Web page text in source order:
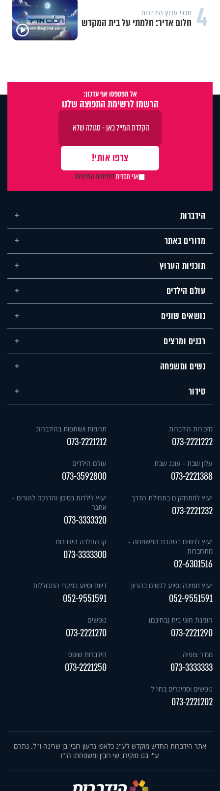
4 תכני ערוץ הידברות
חלום אדיר: חלמתי על בית המקדש
אל תפספסו אף עדכון:
הרשמו לרשימת התפוצה שלנו
אני מסכיםלמדיניות הפרטיות
הידברות
מדורים באתר
תוכניות הערוץ
עולם הילדים
נושאים שונים
רבנים ומרצים
נשים ומשפחה
סידור
מזכירות הידברות
073-2221222
תרומות ושותפות בהידברות
073-2221212
עלון שבת - עונג שבת
073-2221388
עולם הילדים
073-3592800
יעוץ למתחזקים בתחילת הדרך
073-2221232
יעוץ לילדות בסיכון והדרכה להורים -
אתגר
073-3333320
יעוץ לנשים בטהרת המשפחה -
מתחברות
02-6301516
קו ההלכה הידברות
073-3333300
יעוץ תמיכה וסיוע לנשים בהריון
052-9551591
דיווח וסיוע במקרי התבוללות
052-9551591
הזמנת חוגי בית (בחינם)
073-2221290
נופשים
073-2221270
ממיר צופיה
073-3333333
הידברות שופס
073-2221250
נופשים וסמינרים בחו"ל
073-2221202
אתר הידברות החדש מוקדש לע"נ כלאפו גדעון רובין בן שרינה ז"ל. נתרם
ע"י בנו מוקירו, שי רובין ומשפחתו הי"ו